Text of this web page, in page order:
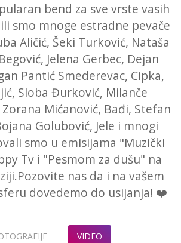
bend za sve vrste vasih
smo mnoge estradne pevače
Aličić, Šeki Turković, Nataša
Jelena Gerbec, Dejan
Pantić Smederevac, Cipka,
Sloba Đurković, Milanče
Zorana Mićanović, Bađi, Stefan
Golubović, Jele i mnogi
smo u emisijama "Muzički
Tv i "Pesmom za dušu" na
nas da i na vašem
dovedemo do usijanja! ❤️
VIDEO